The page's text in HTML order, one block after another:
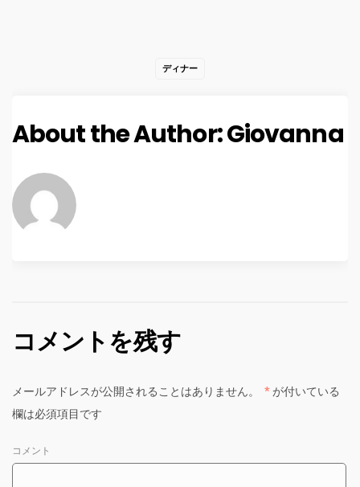
ディナー
About the Author:Giovanna
コメントを残す
メールアドレスが公開されることはありません。 * が付いている
欄は必須項目です
コメント